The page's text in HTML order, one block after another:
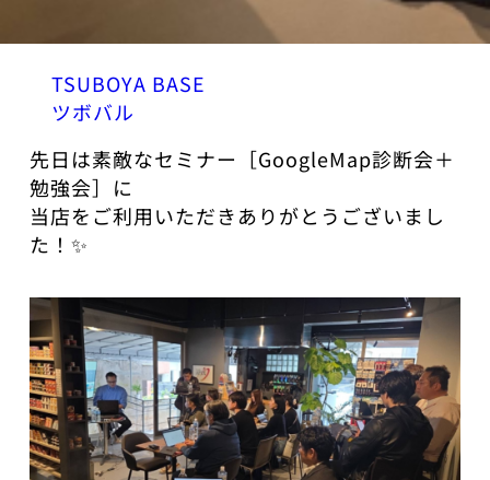
TSUBOYA BASE
ツボバル
先日は素敵なセミナー［GoogleMap診断会＋
勉強会］に
当店をご利用いただきありがとうございまし
た！✨